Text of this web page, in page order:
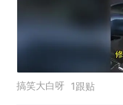
搞笑大白呀 1跟贴